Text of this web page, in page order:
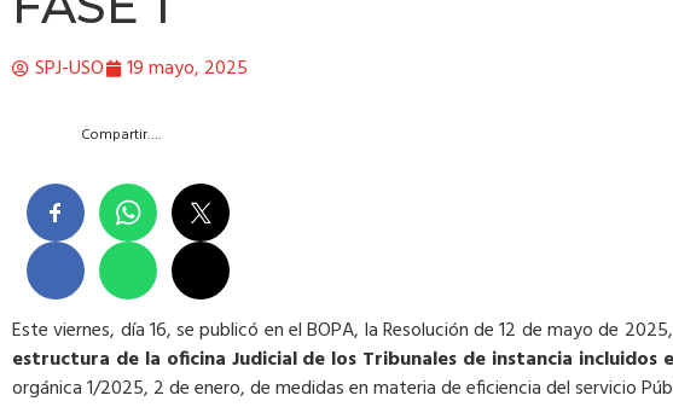
SPJ-USO 19 mayo, 2025
Compartir….
Este viernes, día 16, se publicó en el BOPA, la Resolución de 12 de mayo de
estructura de la oficina Judicial de los Tribunales de instancia incluidos
orgánica 1/2025, 2 de enero, de medidas en materia de eficiencia del servicio